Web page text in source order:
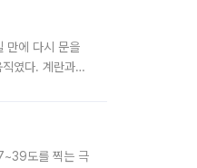
만에 다시 문을
였다. 계란과
도를 찍는 극